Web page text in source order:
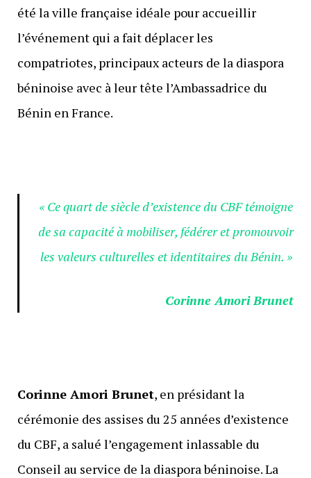
été la ville française idéale pour accueillir
l’événement qui a fait déplacer les
compatriotes, principaux acteurs de la diaspora
béninoise avec à leur tête l’Ambassadrice du
Bénin en France.
« Ce quart de siècle d’existence du CBF témoigne
de sa capacité à mobiliser, fédérer et promouvoir
les valeurs culturelles et identitaires du Bénin. »
Corinne Amori Brunet
Corinne Amori Brunet, en présidant la
cérémonie des assises du 25 années d’existence
du CBF, a salué l’engagement inlassable du
Conseil au service de la diaspora béninoise. La